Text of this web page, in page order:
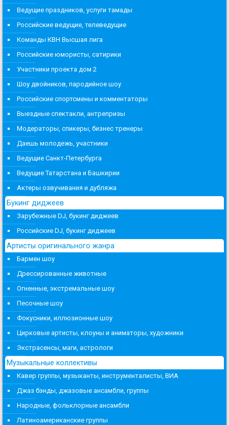
Ведущие праздников, услуги тамады
Российские ведущие, телеведущие
Команды КВН Высшая лига
Российские юмористы, сатирики
Участники проекта дом 2
Шоу двойников, пародийное шоу
Российские спортсмены и комментаторы
Выездные спектакли, антрепризы
Модераторы, спикеры, бизнес тренеры
Даешь молодежь, участники
Ведущие Санкт-Петербурга
Ведущие Татарстана и Башкирии
Актеры озвучивания и дубляжа
Букинг диджеев
Зарубежные DJ, букинг диджеев
Российские DJ, букинг диджеев
Артисты оригинального жанра
Бармен шоу
Дрессированные животные
Огненные, экстремальные шоу
Песочные шоу
Фокусники, иллюзионные шоу
Цирковые артисты, клоуны и аниматоры, художники
Экстрасенсы, маги, астрологи
Музыкальные коллективы
Кавер группы, музыканты, инструменталисты, ВИА
Джаз бэнды, джазовые ансамбли, группы
Народные, фольклорные ансамбли
Латиноамериканские группы